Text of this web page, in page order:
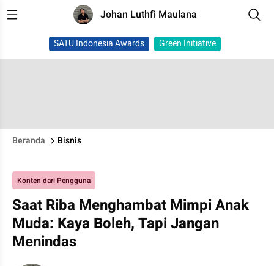
Johan Luthfi Maulana
SATU Indonesia Awards Green Initiative
Beranda Bisnis
Konten dari Pengguna
Saat Riba Menghambat Mimpi Anak
Muda: Kaya Boleh, Tapi Jangan
Menindas